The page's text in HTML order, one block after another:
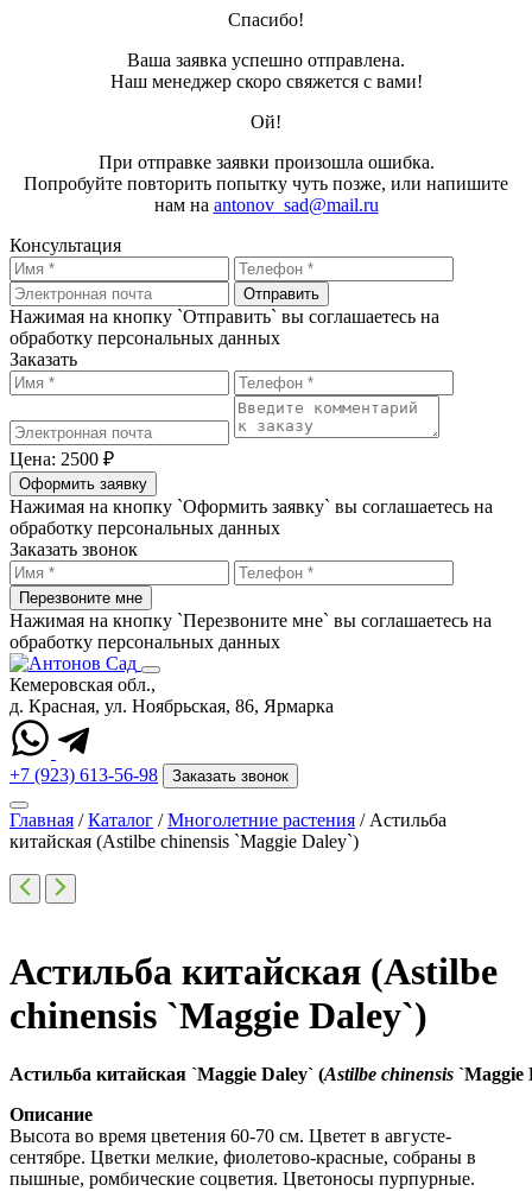
Спасибо!
Ваша заявка успешно отправлена.
Наш менеджер скоро свяжется с вами!
Ой!
При отправке заявки произошла ошибка.
Попробуйте повторить попытку чуть позже, или напишите
нам на antonov_sad@mail.ru
Консультация
Отправить
Нажимая на кнопку `Отправить` вы соглашаетесь на
обработку персональных данных
Заказать
Цена: 2500 ₽
Оформить заявку
Нажимая на кнопку `Оформить заявку` вы соглашаетесь на
обработку персональных данных
Заказать звонок
Перезвоните мне
Нажимая на кнопку `Перезвоните мне` вы соглашаетесь на
обработку персональных данных
Кемеровская обл.,
д. Красная, ул. Ноябрьская, 86, Ярмарка
+7 (923) 613-56-98 Заказать звонок
Главная / Каталог / Многолетние растения / Астильба
китайская (Astilbe chinensis `Maggie Daley`)
Астильба китайская (Astilbe
chinensis `Maggie Daley`)
Астильба китайская `Maggie Daley` (Astilbe chinensis `Maggie
Описание
Высота во время цветения 60-70 см. Цветет в августе-
сентябре. Цветки мелкие, фиолетово-красные, собраны в
пышные, ромбические соцветия. Цветоносы пурпурные.